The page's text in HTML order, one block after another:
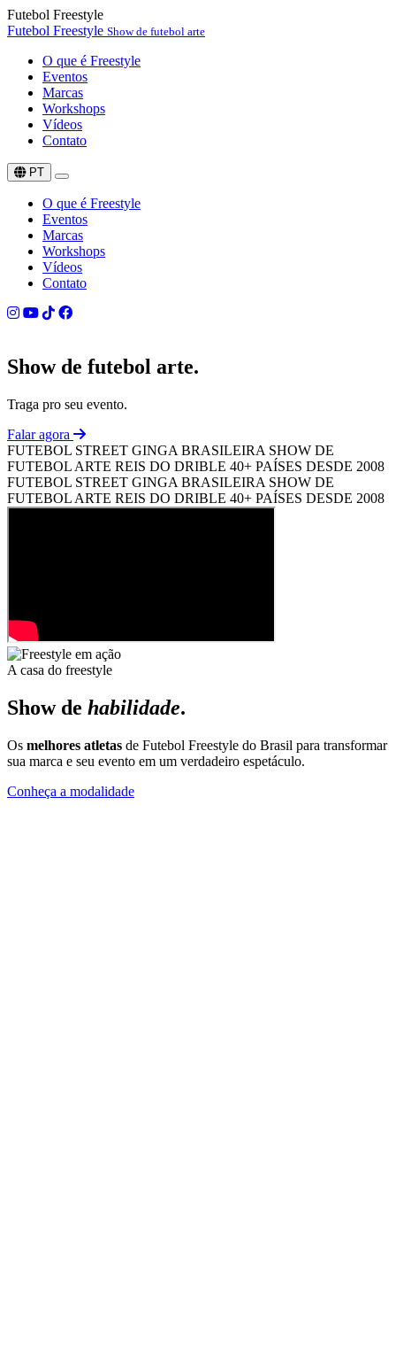
Futebol Freestyle
Futebol Freestyle Show de futebol arte
O que é Freestyle
Eventos
Marcas
Workshops
Vídeos
Contato
PT
O que é Freestyle
Eventos
Marcas
Workshops
Vídeos
Contato
Show de futebol arte.
Traga pro seu evento.
Falar agora
FUTEBOL STREET GINGA BRASILEIRA SHOW DE
FUTEBOL ARTE REIS DO DRIBLE 40+ PAÍSES DESDE 2008
FUTEBOL STREET GINGA BRASILEIRA SHOW DE
FUTEBOL ARTE REIS DO DRIBLE 40+ PAÍSES DESDE 2008
A casa do freestyle
Show de habilidade.
Os melhores atletas de Futebol Freestyle do Brasil para transformar
sua marca e seu evento em um verdadeiro espetáculo.
Conheça a modalidade